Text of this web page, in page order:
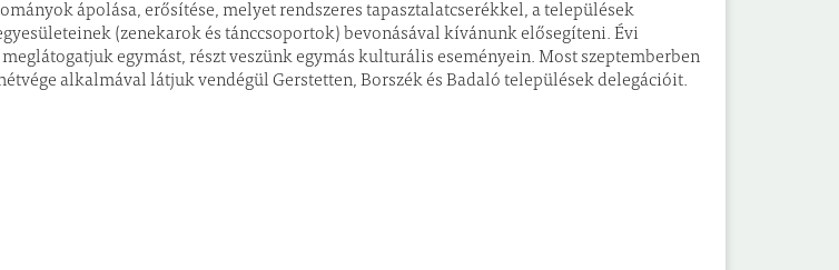
ápolása, erősítése, melyet rendszeres tapasztalatcserékkel, a települések
(zenekarok és tánccsoportok) bevonásával kívánunk elősegíteni. Évi
meglátogatjuk egymást, részt veszünk egymás kulturális eseményein. Most szeptemberben
alkalmával látjuk vendégül Gerstetten, Borszék és Badaló települések delegációit.